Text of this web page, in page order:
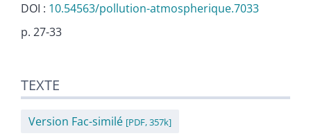
DOI : 10.54563/pollution-atmospherique.7033
p. 27-33
Citer cet article
Auteur
TEXTE
Version Fac-similé [PDF, 357k]